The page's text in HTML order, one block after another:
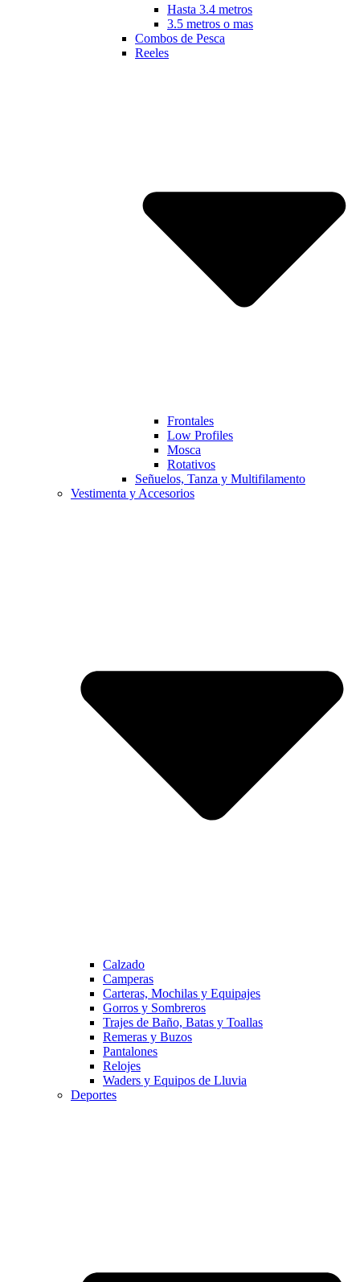
Hasta 3.4 metros
3.5 metros o mas
Combos de Pesca
Reeles
Frontales
Low Profiles
Mosca
Rotativos
Señuelos, Tanza y Multifilamento
Vestimenta y Accesorios
Calzado
Camperas
Carteras, Mochilas y Equipajes
Gorros y Sombreros
Trajes de Baño, Batas y Toallas
Remeras y Buzos
Pantalones
Relojes
Waders y Equipos de Lluvia
Deportes